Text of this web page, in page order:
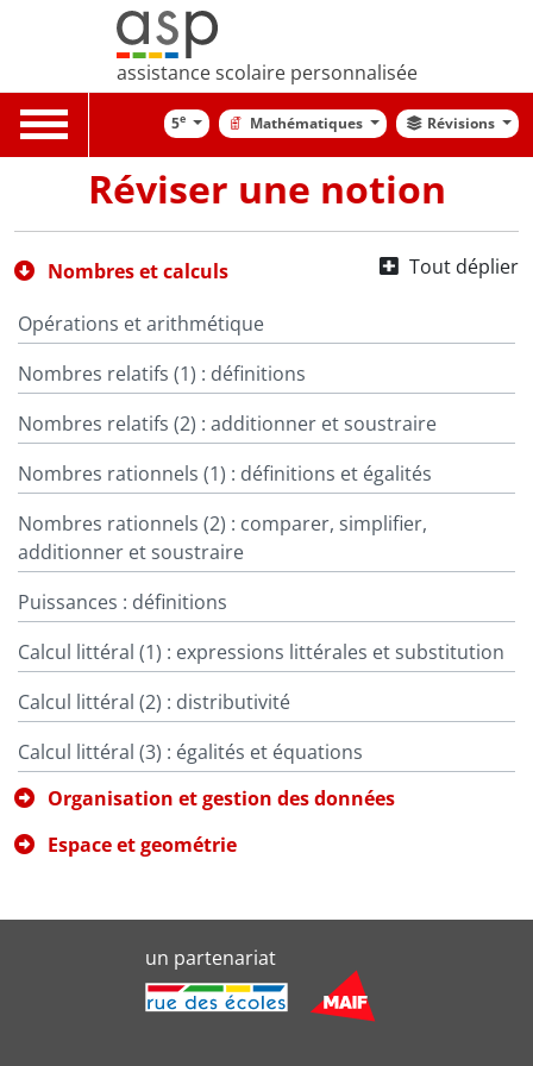
assistance scolaire personnalisée
Toggle
navigation
5e Mathématiques Révisions
Réviser une notion
Tout déplier
Nombres et calculs
Opérations et arithmétique
Nombres relatifs (1) : définitions
Nombres relatifs (2) : additionner et soustraire
Nombres rationnels (1) : définitions et égalités
Nombres rationnels (2) : comparer, simplifier,
additionner et soustraire
Puissances : définitions
Calcul littéral (1) : expressions littérales et substitution
Calcul littéral (2) : distributivité
Calcul littéral (3) : égalités et équations
Organisation et gestion des données
Espace et geométrie
un partenariat